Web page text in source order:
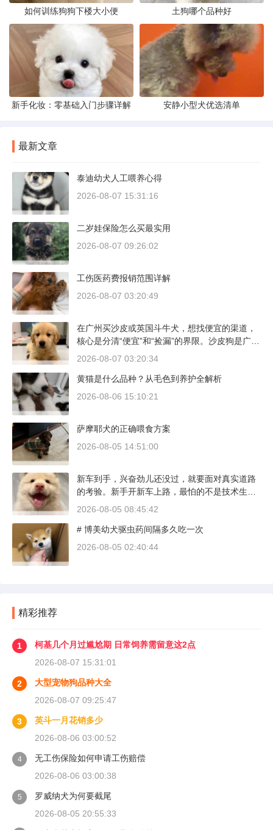
如何训练狗狗下楼大小便 土狗哪个品种好
新手化妆：零基础入门步骤详解 安静小型犬优选清单
最新文章
泰迪幼犬人工喂养心得
2026-08-07 15:31:16
二岁娃保险怎么买最实用
2026-08-07 09:26:02
工伤医药费报销范围详解
2026-08-07 03:20:49
在广州买沙皮或英国斗牛犬，想找便宜的渠道，
核心是分清“便宜”和“捡漏”的界限。沙皮狗是广东
本地犬种，价格比北方城市有优势；英国斗牛犬
方和真实价格区间。
2026-08-07 03:20:34
黄猫是什么品种？从毛色到养护全解析
2026-08-06 15:10:21
萨摩耶犬的正确喂食方案
2026-08-05 14:51:00
新车到手，兴奋劲儿还没过，就要面对真实道路
的考验。新手开新车上路，最怕的不是技术生
疏，而是对车况和路况的双重陌生。磨合期内，
不超过100公里，这不是老司机的保守，而是活
塞和气缸壁需要时间完成精细贴合。多数车型说
2026-08-05 08:45:42
# 博美幼犬驱虫药间隔多久吃一次
2026-08-05 02:40:44
精彩推荐
1
柯基几个月过尴尬期 日常饲养需留意这2点
2026-08-07 15:31:01
2
大型宠物狗品种大全
2026-08-07 09:25:47
3
英斗一月花销多少
2026-08-06 03:00:52
4
无工伤保险如何申请工伤赔偿
2026-08-06 03:00:38
5
罗威纳犬为何要截尾
2026-08-05 20:55:33